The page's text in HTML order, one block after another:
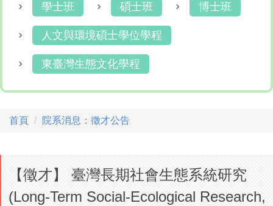
學士班 碩士班 博士班
人文與環境碩士學位學程
東臺灣生態文化學程
首頁 院系消息：徵才公告
【徵才】 臺灣長期社會生態系統研究
(Long-Term Social-Ecological Research,